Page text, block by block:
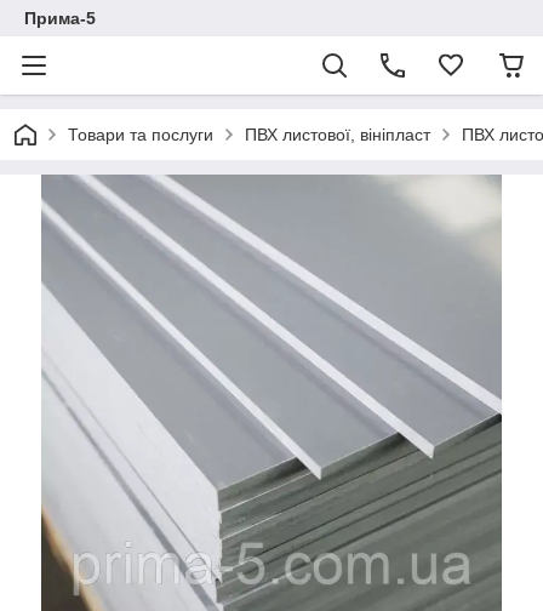
Прима-5
Товари та послуги ПВХ листової, вініпласт ПВХ